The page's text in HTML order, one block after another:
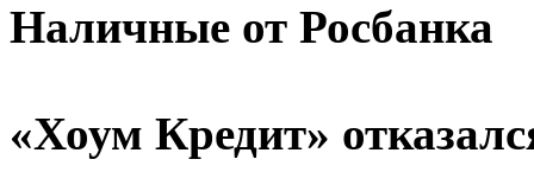
Наличные от Росбанка
«Хоум Кредит»